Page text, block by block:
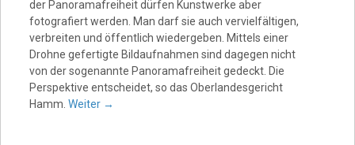
der Panoramafreiheit dürfen Kunstwerke aber
fotografiert werden. Man darf sie auch vervielfältigen,
verbreiten und öffentlich wiedergeben. Mittels einer
Drohne gefertigte Bildaufnahmen sind dagegen nicht
von der sogenannte Panoramafreiheit gedeckt. Die
Perspektive entscheidet, so das Oberlandesgericht
Hamm. Weiter →